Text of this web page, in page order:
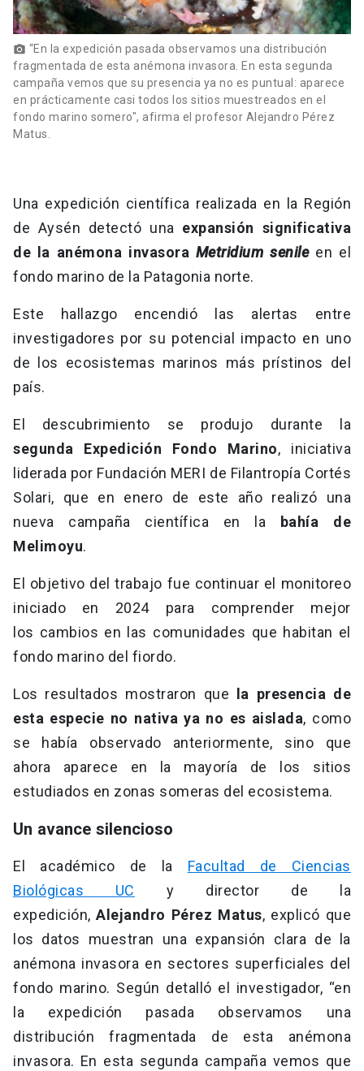
photo_camera “En la expedición pasada observamos una distribución
fragmentada de esta anémona invasora. En esta segunda
campaña vemos que su presencia ya no es puntual: aparece
en prácticamente casi todos los sitios muestreados en el
fondo marino somero", afirma el profesor Alejandro Pérez
Matus.
Una expedición científica realizada en la Región
de Aysén detectó una expansión significativa
de la anémona invasora Metridium senileen el
fondo marino de la Patagonia norte.
Este hallazgo encendió las alertas entre
investigadores por su potencial impacto en uno
de los ecosistemas marinos más prístinos del
país.
El descubrimiento se produjo durante la
segunda Expedición Fondo Marino, iniciativa
liderada por Fundación MERI de Filantropía Cortés
Solari, que en enero de este año realizó una
nueva campaña científica en la
bahía de
Melimoyu.
El objetivo del trabajo fue continuar el monitoreo
iniciado en 2024 para comprender mejor
los cambios en las comunidades que habitan el
fondo marino del fiordo.
Los resultados mostraron que
la presencia de
esta especie no nativa ya no es aislada, como
se había observado anteriormente, sino que
ahora aparece en la mayoría de los sitios
estudiados en zonas someras del ecosistema.
Un avance silencioso
El académico de la Facultad de Ciencias
Biológicas UC y director de la
expedición,Alejandro Pérez Matus, explicó que
los datos muestran una expansión clara de la
anémona invasora en sectores superficiales del
fondo marino. Según detalló el investigador, “en
la expedición pasada observamos una
distribución fragmentada de esta anémona
invasora. En esta segunda campaña vemos que